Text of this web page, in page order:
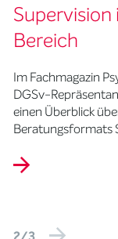
Supervision
Bereich
Im Fachmagazin
DGSv-
einen Überblick
Beratungsformats